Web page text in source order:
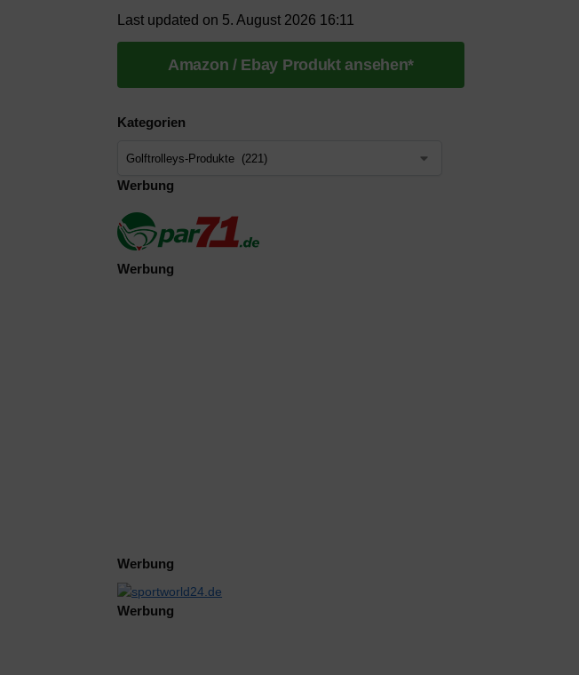
Last updated on 5. August 2026 16:11
Amazon / Ebay Produkt ansehen*
Kategorien
Werbung
Werbung
Werbung
Werbung